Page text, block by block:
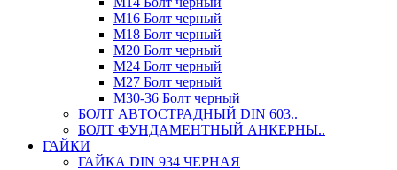
М16 Болт черный
М18 Болт черный
М20 Болт черный
М24 Болт черный
М27 Болт черный
М30-36 Болт черный
БОЛТ АВТОСТРАДНЫЙ DIN 603..
БОЛТ ФУНДАМЕНТНЫЙ АНКЕРНЫ..
ГАЙКИ
ГАЙКА DIN 934 ЧЕРНАЯ